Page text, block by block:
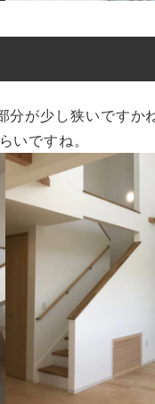
が少し狭いですか
いですね。